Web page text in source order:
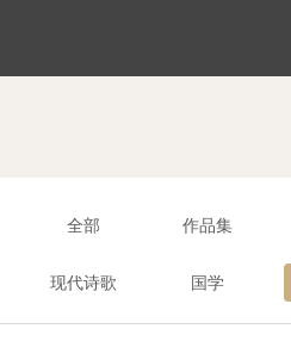
全部 作品集
现代诗歌 国学